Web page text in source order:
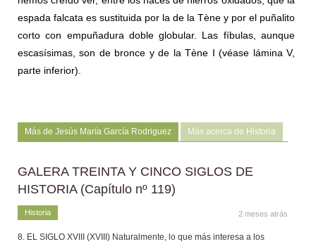
espada falcata es sustituida por la de la Tène y por el puñalito
corto con empuñadura doble globular. Las fíbulas, aunque
escasísimas, son de bronce y de la Tène I (véase lámina V,
parte inferior).
Más de Jesús María García Rodriguez Más acerca de Historia
GALERA TREINTA Y CINCO SIGLOS DE
HISTORIA (Capítulo nº 119)
Historia 2 meses atrás
8. EL SIGLO XVIII (XVIII) Naturalmente, lo que más interesa a los